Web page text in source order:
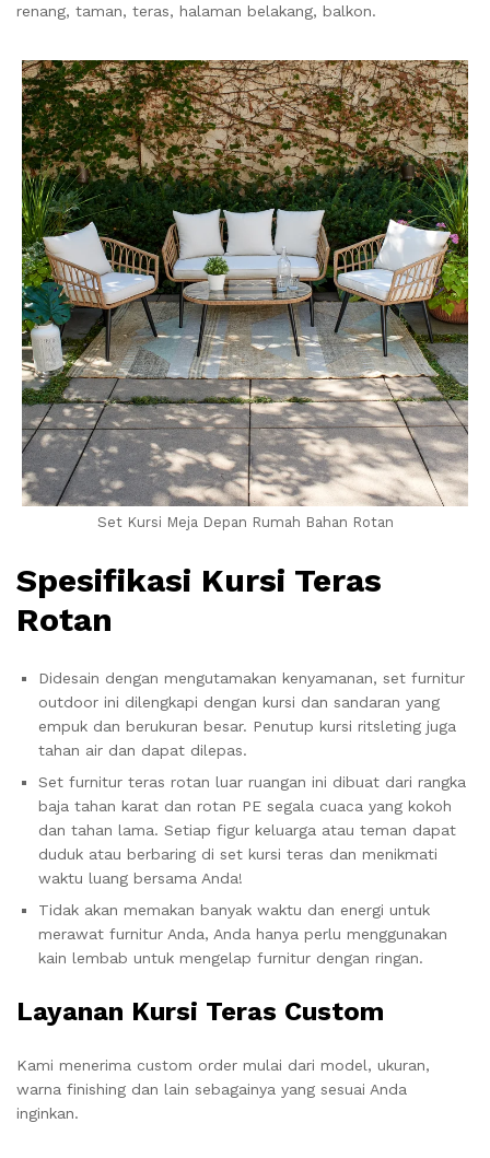
renang, taman, teras, halaman belakang, balkon.
Set Kursi Meja Depan Rumah Bahan Rotan
Spesifikasi Kursi Teras
Rotan
Didesain dengan mengutamakan kenyamanan, set furnitur
outdoor ini dilengkapi dengan kursi dan sandaran yang
empuk dan berukuran besar. Penutup kursi ritsleting juga
tahan air dan dapat dilepas.
Set furnitur teras rotan luar ruangan ini dibuat dari rangka
baja tahan karat dan rotan PE segala cuaca yang kokoh
dan tahan lama. Setiap figur keluarga atau teman dapat
duduk atau berbaring di set kursi teras dan menikmati
waktu luang bersama Anda!
Tidak akan memakan banyak waktu dan energi untuk
merawat furnitur Anda, Anda hanya perlu menggunakan
kain lembab untuk mengelap furnitur dengan ringan.
Layanan Kursi Teras Custom
Kami menerima custom order mulai dari model, ukuran,
warna finishing dan lain sebagainya yang sesuai Anda
inginkan.